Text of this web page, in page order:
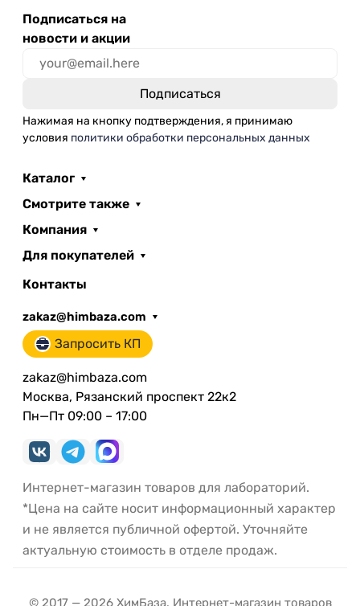
Подписаться на
новости и акции
Нажимая на кнопку подтверждения, я принимаю
условия политики обработки персональных данных
Каталог
Смотрите также
Компания
Для покупателей
Контакты
zakaz@himbaza.com
Запросить КП
zakaz@himbaza.com
Москва, Рязанский проспект 22к2
Пн—Пт 09:00 – 17:00
Интернет-магазин товаров для лабораторий.
*Цена на сайте носит информационный характер
и не является публичной офертой. Уточняйте
актуальную стоимость в отделе продаж.
© 2017 — 2026 ХимБаза. Интернет-магазин товаров